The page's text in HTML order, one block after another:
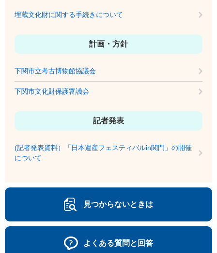
埋蔵文化財に関する手続きについて
計画・方針
下関市立考古博物館協議会
下関市文化財保護審議会
記者発表
(記者発表資料）「日本遺産フェスティバルin関門」の開催
について
見つからないときは
よくある質問と回答